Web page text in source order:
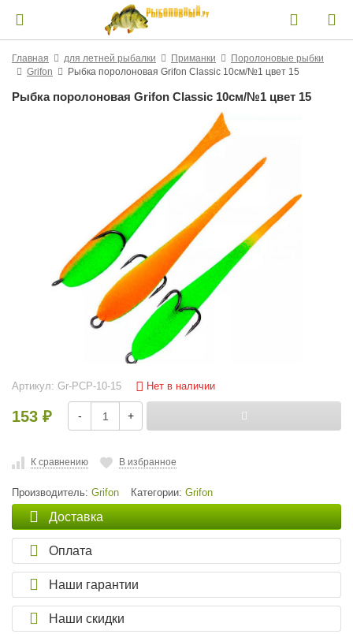
Главная для летней рыбалки Приманки
Поролоновые рыбки
Grifon
Рыбка поролоновая Grifon Classic 10см/№1 цвет 15
Рыбка поролоновая Grifon Classic 10см/№1 цвет 15
Артикул: Gr-PCP-10-15 Нет в наличии
153 ₽ - +
К сравнению В избранное
Производитель: Grifon Категории: Grifon
Доставка
Оплата
Наши гарантии
Наши скидки